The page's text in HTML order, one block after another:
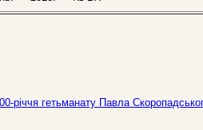
річчя гетьманату Павла